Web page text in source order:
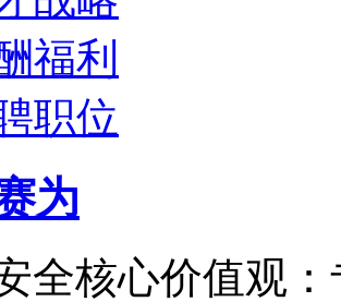
福利
职位
为
全核心价值观